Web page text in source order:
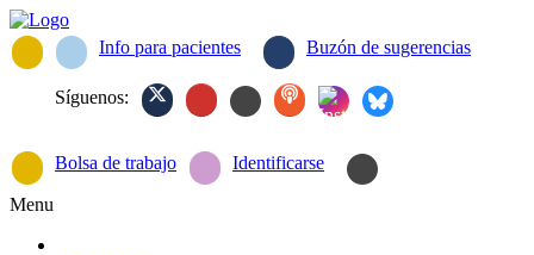
Info para pacientes Buzón de sugerencias
Síguenos:
Bolsa de trabajo Identificarse
Menu